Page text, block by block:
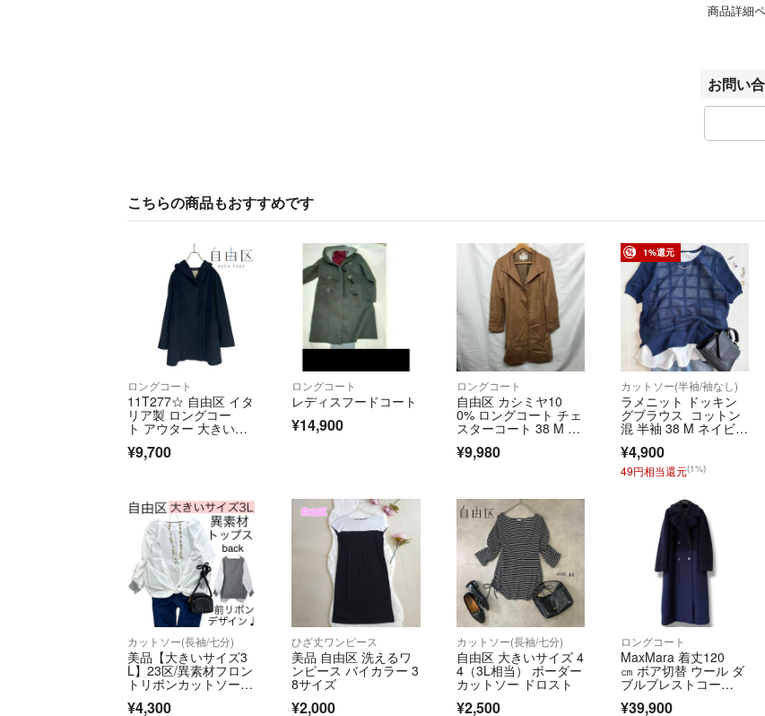
商品詳細
■お取引に
当店はラ
■掲載商品
出品商品
ご注文で
合がござ
が売り違
場合がご
常に最新
ますよう
商品管理
多少のス
また商品
載と画像
願い申し
＝＝＝＝
▼古物商
東京都公
▼適格請
＝＝＝＝
こちらの
て運営さ
お問い
こちらの商品もおすすめです
ロングコート
11T277☆ 自由区 イタ
リア製 ロングコー
ト アウター 大きいサ
イズ 46
¥9,700
ロングコート
レディスフードコート
¥14,900
ロングコート
自由区 カシミヤ10
0% ロングコート チェ
スターコート 38 M L2
352
¥9,980
1%還元
カットソー(半袖/袖なし)
ラメニット ドッキン
グブラウス コットン
混 半袖 38 M ネイビ
ー シアー
¥4,900
49円相当還元(1%)
カットソー(長袖/七分)
美品【大きいサイズ3
L】23区/異素材フロン
トリボンカットソー七
¥4,300
ひざ丈ワンピース
美品 自由区 洗えるワ
ンピース バイカラー 3
8サイズ
¥2,000
カットソー(長袖/七分)
自由区 大きいサイズ 4
4（3L相当） ボーダー
カットソー ドロスト
¥2,500
ロングコート
MaxMara 着丈120
㎝ ボア切替 ウール ダ
ブルブレストコー
¥39,900